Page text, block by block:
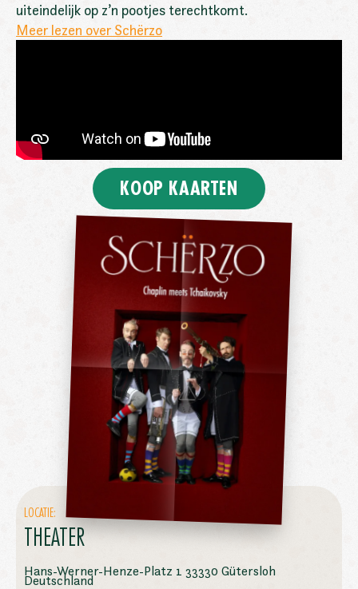
uiteindelijk op z’n pootjes terechtkomt.
Meer lezen over Schërzo
KOOP KAARTEN
LOCATIE:
THEATER
Hans-Werner-Henze-Platz 1 33330 Gütersloh
Deutschland